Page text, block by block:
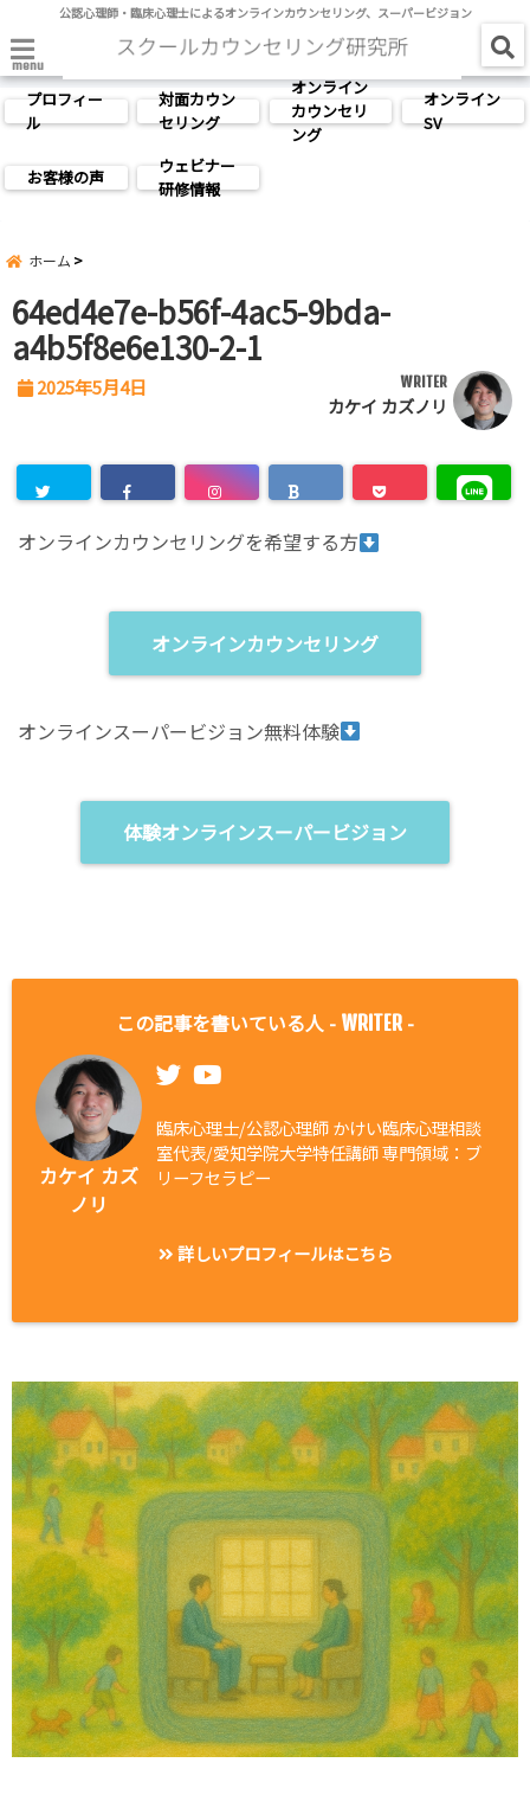
公認心理師・臨床心理士によるオンラインカウンセリング、スーパービジョン
menu
プロフィー
ル
対面カウン
セリング
オンライン
カウンセリ
ング
オンライン
SV
お客様の声
ウェビナー
研修情報
ホーム
64ed4e7e-b56f-4ac5-9bda-
a4b5f8e6e130-2-1
2025年5月4日 WRITER
カケイ カズノリ
オンラインカウンセリングを希望する方
オンラインカウンセリング
オンラインスーパービジョン無料体験
体験オンラインスーパービジョン
この記事を書いている人 - WRITER -
カケイ カズ
ノリ
臨床心理士/公認心理師 かけい臨床心理相談
室代表/愛知学院大学特任講師 専門領域：ブ
リーフセラピー
詳しいプロフィールはこちら